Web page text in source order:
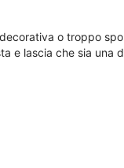
o troppo
e lascia che sia una